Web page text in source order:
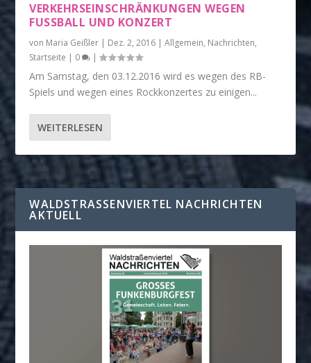
VERKEHRSEINSCHRÄNKUNGEN WEGEN
FUSSBALL UND KONZERT
von Maria Geißler | Dez. 2, 2016 |Allgemein, Nachrichten,
Startseite | 0 |
Am Samstag, den 03.12.2016 wird es wegen des RB-
Spiels und wegen eines Rockkonzertes zu einigen...
WEITERLESEN
WALDSTRASSENVIERTEL NACHRICHTEN A
KTUELL